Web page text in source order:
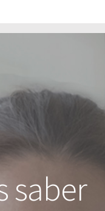
saber